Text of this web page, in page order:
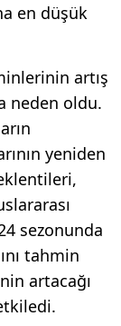
en düşük
artış
neden oldu.
yeniden
sezonunda
tahmin
artacağı